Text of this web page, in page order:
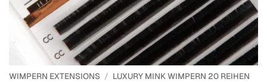
WIMPERN EXTENSIONS / LUXURY MINK WIMPERN 20 REIHEN